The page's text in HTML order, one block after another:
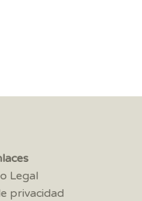
Legal
privacidad